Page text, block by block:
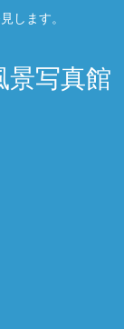
します。
景写真館